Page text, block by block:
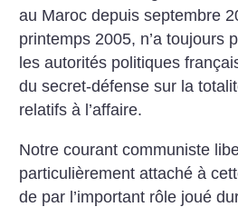
au Maroc depuis septembre
printemps 2005, n’a toujours
les autorités politiques
du secret-défense sur la
relatifs à l’affaire.
Notre courant communiste
particulièrement attaché à
de par l’important rôle joué